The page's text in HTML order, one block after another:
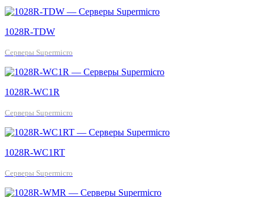
1028R-TDW
Серверы Supermicro
1028R-WC1R
Серверы Supermicro
1028R-WC1RT
Серверы Supermicro